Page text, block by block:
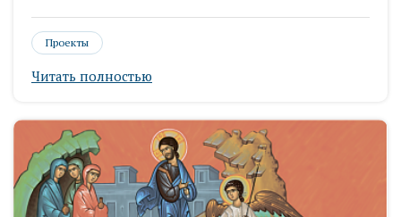
Проекты
Читать полностью